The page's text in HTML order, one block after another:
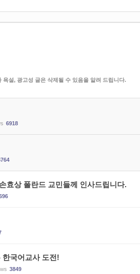
설, 광고성 글은 삭제될 수 있음을 알려 드립니다.
6918
효상 폴란드 교민들께 인사드립니다.
한국어교사 도전!
3849